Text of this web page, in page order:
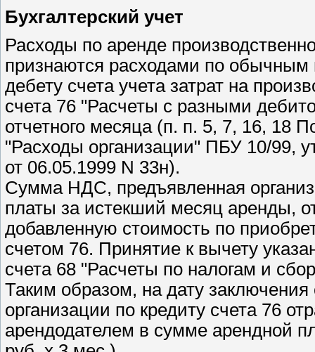
Бухгалтерский учет
Расходы по аренде
признаются расходами по обычным
дебету счета учета затрат на
счета 76 "Расчеты с разными
отчетного месяца (п. п. 5, 7, 16, 18
"Расходы организации" ПБУ 10/99,
от 06.05.1999 N 33н).
Сумма НДС, предъявленная
платы за истекший месяц аренды,
добавленную стоимость по
счетом 76. Принятие к вычету
счета 68 "Расчеты по налогам и
Таким образом, на дату
организации по кредиту счета 76
арендодателем в сумме арендной